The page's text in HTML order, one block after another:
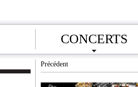
CONCERTS
Précédent